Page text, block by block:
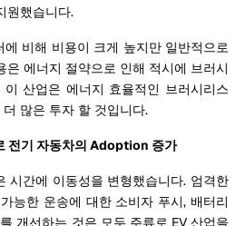
원했습니다.
비해 비용이 크게 높지만 일반적으로
은 에너지 절약으로 인해 적시에 브러시
산업은 에너지 효율적인 브러시리스
많은 투자 할 것입니다.
전기 자동차의 Adoption 증가
시간에 이동성을 변형했습니다. 엄격한
능한 운송에 대한 소비자 푸시, 배터리
개선하는 것은 모두 주류로 EV 산업을